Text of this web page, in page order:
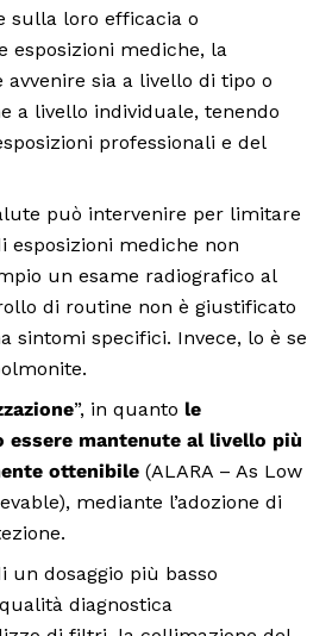
sulla loro efficacia o
esposizioni mediche, la
avvenire sia a livello di tipo o
a livello individuale, tenendo
professionali e del
può intervenire per limitare
esposizioni mediche non
un esame radiografico al
di routine non è giustificato
sintomi specifici. Invece, lo è se
”, in quanto le
essere mantenute al livello più
ottenibile (ALARA – As Low
mediante l’adozione di
un dosaggio più basso
diagnostica